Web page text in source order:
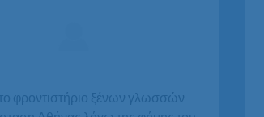
φροντιστήριο ξένων γλωσσών